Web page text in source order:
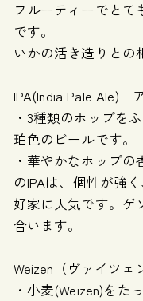
フルーティーでと
です。
いかの活き造りとの
IPA(India Pale Ale)
・3種類のホップを
珀色のビールです。
・華やかなホップ
のIPAは、個性が強
好家に人気です。ゲ
合います。
Weizen（ヴァイツ
・小麦(Weizen)を